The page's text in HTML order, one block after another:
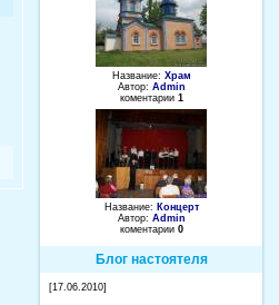
Название: Храм
Автор: Admin
коментарии 1
Название: Концерт
Автор: Admin
коментарии 0
Блог настоятеля
[17.06.2010]